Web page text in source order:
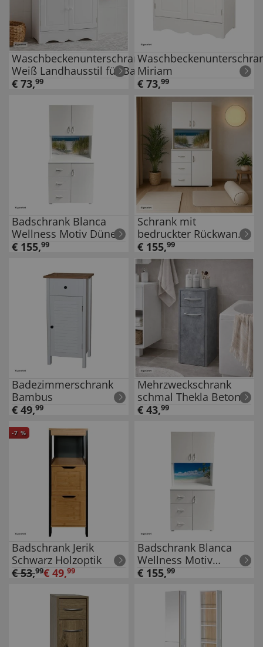
Waschbeckenunterschrank
Weiß Landhausstil für Bad
und Gäste-WC
€ 73,99
Miriam
€ 73,99
Badschrank Blanca
Wellness Motiv Düne
€ 155,99
Schrank mit
bedruckter Rückwand
Düne
€ 155,99
Badezimmerschrank
Bambus
€ 49,99
Mehrzweckschrank
schmal Thekla Beton
€ 43,99
-7 %
Badschrank Jerik
Schwarz Holzoptik
€53,99€ 49,99
Badschrank Blanca
Wellness Motiv
Palmen
€ 155,99